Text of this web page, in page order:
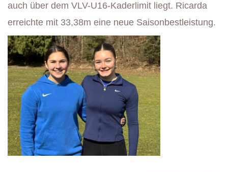
auch über dem VLV-U16-Kaderlimit liegt. Ricarda
erreichte mit 33,38m eine neue Saisonbestleistung.